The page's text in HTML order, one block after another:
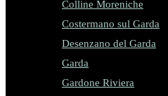
Colline Moreniche
Costermano sul Garda
Desenzano del Garda
Garda
Gardone Riviera